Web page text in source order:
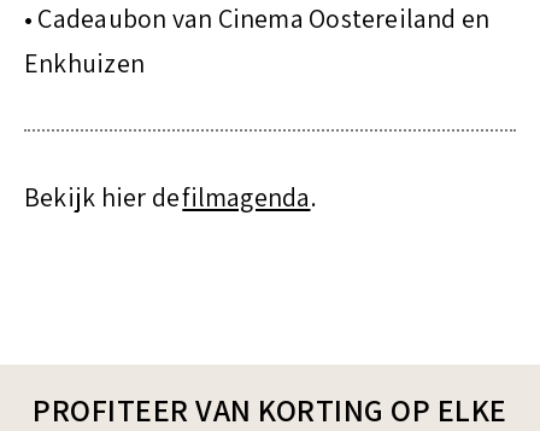
• Cadeaubon van Cinema Oostereiland en
Enkhuizen
Bekijk hier defilmagenda.
PROFITEER VAN KORTING OP ELKE